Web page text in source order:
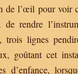
de l’œil pour voir
rendre
lignes
goûtant cet
d’enfance,